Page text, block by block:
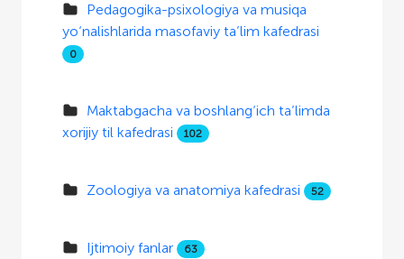
Pedagogika-psixologiya va musiqa
yo‘nalishlarida masofaviy ta’lim kafedrasi
0
Maktabgacha va boshlang‘ich ta’limda
xorijiy til kafedrasi
102
Zoologiya va anatomiya kafedrasi 52
Ijtimoiy fanlar 63